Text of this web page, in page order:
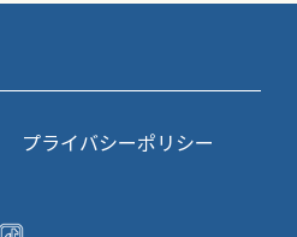
プライバシーポリシー